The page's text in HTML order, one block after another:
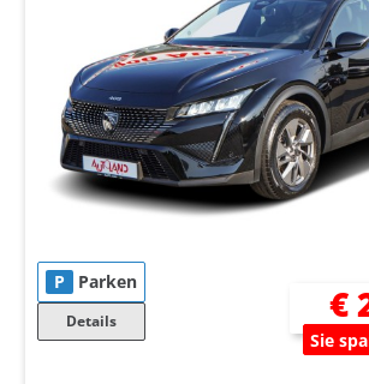
P Parken
Details €
Sie